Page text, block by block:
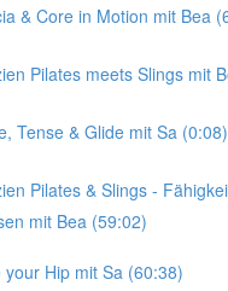
& Core in Motion mit Bea
Pilates meets Slings mit
Tense & Glide mit Sa (0:08)
Pilates & Slings -
mit Bea (59:02)
your Hip mit Sa (60:38)